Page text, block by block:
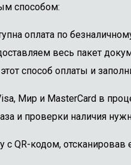
способом:
оплата по
весь пакет
способ оплаты и
Мир и MasterCard в
и проверки наличия
с QR-кодом,